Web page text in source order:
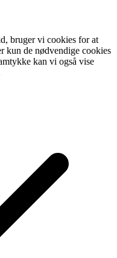
bruger vi cookies for at
kun de nødvendige cookies
kan vi også vise